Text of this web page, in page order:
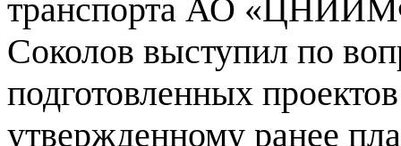
транспорта АО
Соколов выступил по
подготовленных
утвержденному ранее